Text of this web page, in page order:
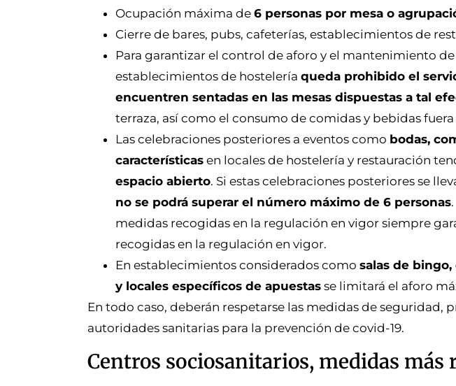
Ocupación máxima de 6 personas por mesa o
Cierre de bares, pubs, cafeterías, establecimientos de
Para garantizar el control de aforo y el mantenimiento
establecimientos de hostelería queda prohibido el
encuentren sentadas en las mesas dispuestas a tal
terraza, así como el consumo de comidas y bebidas fuera
Las celebraciones posteriores a eventos como bodas,
características en locales de hostelería y restauración
espacio abierto. Si estas celebraciones posteriores se
no se podrá superar el número máximo de 6 personas
medidas recogidas en la regulación en vigor siempre
recogidas en la regulación en vigor.
En establecimientos considerados como salas de
y locales específicos de apuestas se limitará el aforo
En todo caso, deberán respetarse las medidas de seguridad,
autoridades sanitarias para la prevención de covid-19.
Centros sociosanitarios, medidas más